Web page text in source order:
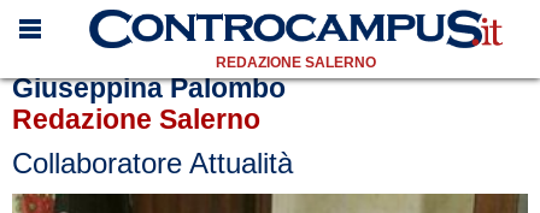
REDAZIONE SALERNO
Giuseppina Palombo
Redazione Salerno
Collaboratore Attualità